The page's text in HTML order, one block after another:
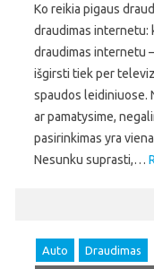
Ko reikia pigaus
draudimas internetu:
draudimas internetu
išgirsti tiek per
spaudos leidiniuose.
ar pamatysime,
pasirinkimas yra
Nesunku suprasti,…
Auto Draudimas